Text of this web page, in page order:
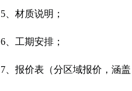
5、材质说明；
6、工期安排；
7、报价表（分区域报价，涵